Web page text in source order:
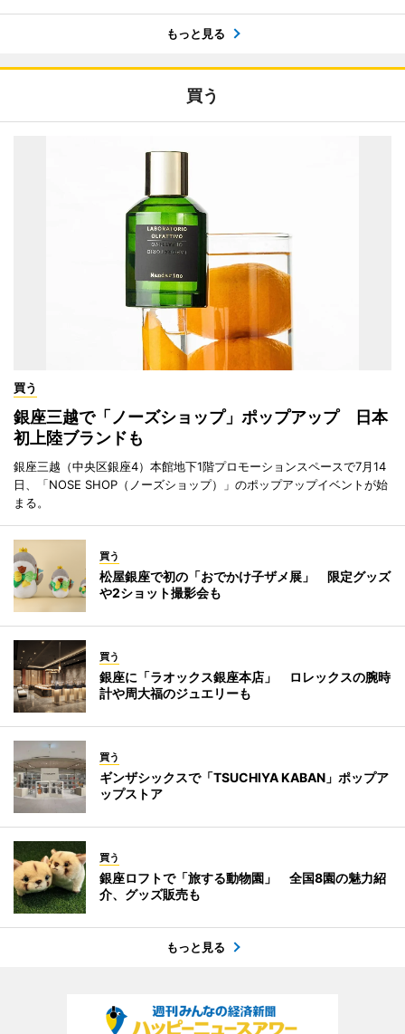
もっと見る
買う
買う
銀座三越で「ノーズショップ」ポップアップ 日本
初上陸ブランドも
銀座三越（中央区銀座4）本館地下1階プロモーションスペースで7月14
日、「NOSE SHOP（ノーズショップ）」のポップアップイベントが始
まる。
買う
松屋銀座で初の「おでかけ子ザメ展」 限定グッズ
や2ショット撮影会も
買う
銀座に「ラオックス銀座本店」 ロレックスの腕時
計や周大福のジュエリーも
買う
ギンザシックスで「TSUCHIYA KABAN」ポップア
ップストア
買う
銀座ロフトで「旅する動物園」 全国8園の魅力紹
介、グッズ販売も
もっと見る